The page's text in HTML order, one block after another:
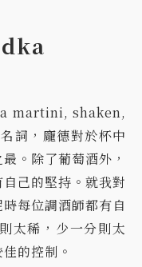
martini, shaken,
詞，龐德對於杯中
。除了葡萄酒外，
己的堅持。就我對
每位調酒師都有自
太稀，少一分則太
的控制。